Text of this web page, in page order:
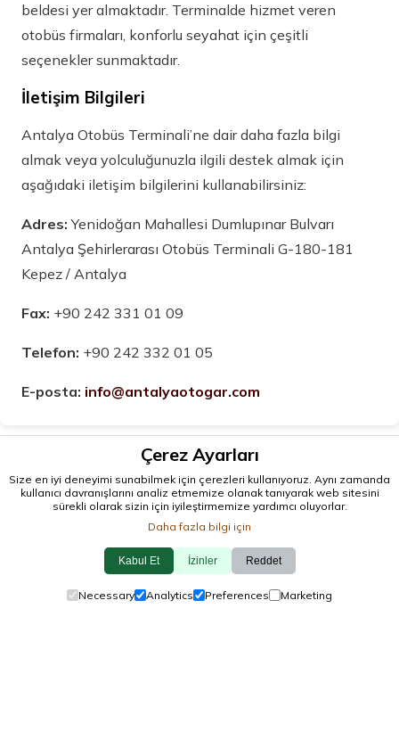
beldesi yer almaktadır. Terminalde hizmet veren
otobüs firmaları, konforlu seyahat için çeşitli
seçenekler sunmaktadır.
İletişim Bilgileri
Antalya Otobüs Terminali’ne dair daha fazla bilgi
almak veya yolculuğunuzla ilgili destek almak için
aşağıdaki iletişim bilgilerini kullanabilirsiniz:
Adres: Yenidoğan Mahallesi Dumlupınar Bulvarı
Antalya Şehirlerarası Otobüs Terminali G-180-181
Kepez / Antalya
Fax: +90 242 331 01 09
Telefon: +90 242 332 01 05
E-posta: info@antalyaotogar.com
Çerez Ayarları
Size en iyi deneyimi sunabilmek için çerezleri kullanıyoruz. Aynı zamanda
kullanıcı davranışlarını analiz etmemize olanak tanıyarak web sitesini
sürekli olarak sizin için iyileştirmemize yardımcı oluyorlar.
Daha fazla bilgi için
Kabul Et İzinler Reddet
Necessary Analytics Preferences
Marketing